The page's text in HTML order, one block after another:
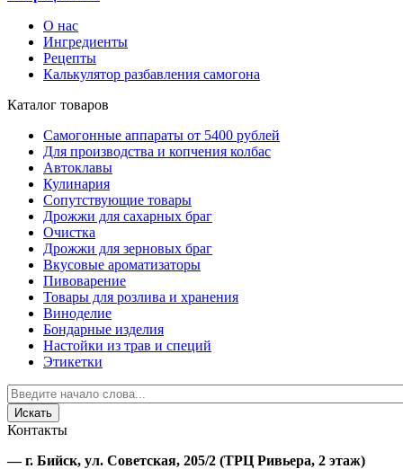
О нас
Ингредиенты
Рецепты
Калькулятор разбавления самогона
Каталог товаров
Самогонные аппараты от 5400 рублей
Для производства и копчения колбас
Автоклавы
Кулинария
Сопутствующие товары
Дрожжи для сахарных браг
Очистка
Дрожжи для зерновых браг
Вкусовые ароматизаторы
Пивоварение
Товары для розлива и хранения
Виноделие
Бондарные изделия
Настойки из трав и специй
Этикетки
Контакты
—г. Бийск, ул. Советская, 205/2 (ТРЦ Ривьера, 2 этаж)